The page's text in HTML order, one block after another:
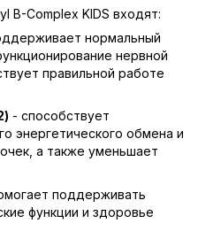
B-Complex KIDS входят:
нормальный
нервной
правильной работе
- способствует
энергетического обмена и
а также уменьшает
поддерживать
функции и здоровье